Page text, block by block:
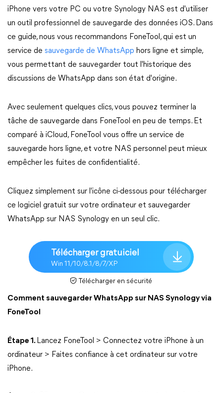
iPhone vers votre PC ou votre Synology NAS est d'utiliser
un outil professionnel de sauvegarde des données iOS. Dans
ce guide, nous vous recommandons FoneTool, qui est un
service de sauvegarde de WhatsApp hors ligne et simple,
vous permettant de sauvegarder tout l'historique des
discussions de WhatsApp dans son état d'origine.
Avec seulement quelques clics, vous pouvez terminer la
tâche de sauvegarde dans FoneTool en peu de temps. Et
comparé à iCloud, FoneTool vous offre un service de
sauvegarde hors ligne, et votre NAS personnel peut mieux
empêcher les fuites de confidentialité.
Cliquez simplement sur l'icône ci-dessous pour télécharger
ce logiciel gratuit sur votre ordinateur et sauvegarder
WhatsApp sur NAS Synology en un seul clic.
Télécharger gratuiciel
Win 11/10/8.1/8/7/XP
Télécharger en sécurité
Comment sauvegarder WhatsApp sur NAS Synology via
FoneTool
Étape 1. Lancez FoneTool > Connectez votre iPhone à un
ordinateur > Faites confiance à cet ordinateur sur votre
iPhone.